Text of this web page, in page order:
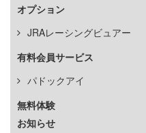
オプション
JRAレーシングビュアー
有料会員サービス
パドックアイ
無料体験
お知らせ